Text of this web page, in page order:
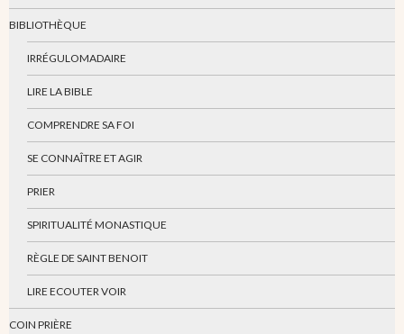
BIBLIOTHÈQUE
IRRÉGULOMADAIRE
LIRE LA BIBLE
COMPRENDRE SA FOI
SE CONNAÎTRE ET AGIR
PRIER
SPIRITUALITÉ MONASTIQUE
RÈGLE DE SAINT BENOIT
LIRE ECOUTER VOIR
COIN PRIÈRE